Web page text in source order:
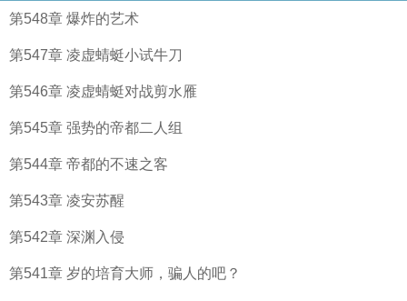
第548章 爆炸的艺术
第547章 凌虚蜻蜓小试牛刀
第546章 凌虚蜻蜓对战剪水雁
第545章 强势的帝都二人组
第544章 帝都的不速之客
第543章 凌安苏醒
第542章 深渊入侵
第541章 岁的培育大师，骗人的吧？